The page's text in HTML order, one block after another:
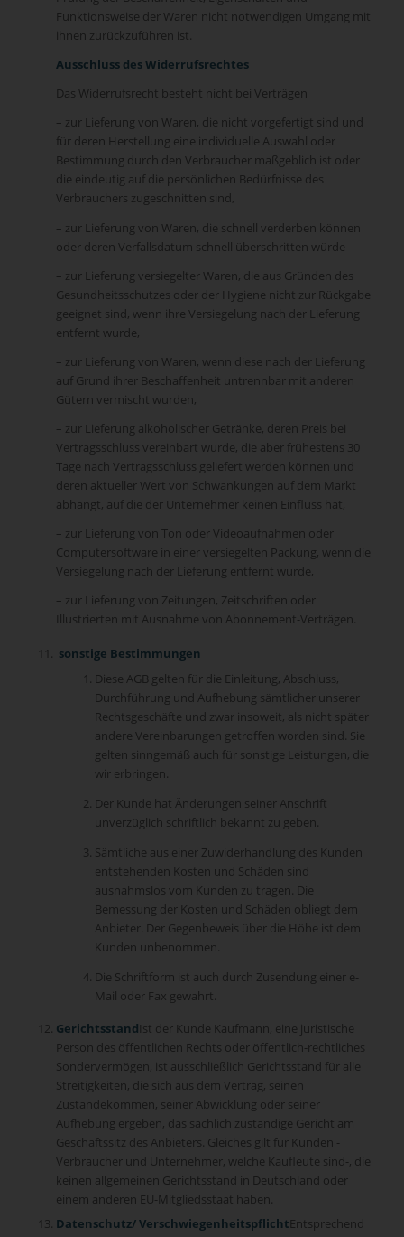
Funktionsweise der Waren nicht notwendigen Umgang mit
ihnen zurückzuführen ist.
Ausschluss des Widerrufsrechtes
Das Widerrufsrecht besteht nicht bei Verträgen
– zur Lieferung von Waren, die nicht vorgefertigt sind und
für deren Herstellung eine individuelle Auswahl oder
Bestimmung durch den Verbraucher maßgeblich ist oder
die eindeutig auf die persönlichen Bedürfnisse des
Verbrauchers zugeschnitten sind,
– zur Lieferung von Waren, die schnell verderben können
oder deren Verfallsdatum schnell überschritten würde
– zur Lieferung versiegelter Waren, die aus Gründen des
Gesundheitsschutzes oder der Hygiene nicht zur Rückgabe
geeignet sind, wenn ihre Versiegelung nach der Lieferung
entfernt wurde,
– zur Lieferung von Waren, wenn diese nach der Lieferung
auf Grund ihrer Beschaffenheit untrennbar mit anderen
Gütern vermischt wurden,
– zur Lieferung alkoholischer Getränke, deren Preis bei
Vertragsschluss vereinbart wurde, die aber frühestens 30
Tage nach Vertragsschluss geliefert werden können und
deren aktueller Wert von Schwankungen auf dem Markt
abhängt, auf die der Unternehmer keinen Einfluss hat,
– zur Lieferung von Ton oder Videoaufnahmen oder
Computersoftware in einer versiegelten Packung, wenn die
Versiegelung nach der Lieferung entfernt wurde,
– zur Lieferung von Zeitungen, Zeitschriften oder
Illustrierten mit Ausnahme von Abonnement-Verträgen.
sonstige Bestimmungen
Diese AGB gelten für die Einleitung, Abschluss,
Durchführung und Aufhebung sämtlicher unserer
Rechtsgeschäfte und zwar insoweit, als nicht später
andere Vereinbarungen getroffen worden sind. Sie
gelten sinngemäß auch für sonstige Leistungen, die
wir erbringen.
Der Kunde hat Änderungen seiner Anschrift
unverzüglich schriftlich bekannt zu geben.
Sämtliche aus einer Zuwiderhandlung des Kunden
entstehenden Kosten und Schäden sind
ausnahmslos vom Kunden zu tragen. Die
Bemessung der Kosten und Schäden obliegt dem
Anbieter. Der Gegenbeweis über die Höhe ist dem
Kunden unbenommen.
Die Schriftform ist auch durch Zusendung einer e-
Mail oder Fax gewahrt.
Gerichtsstand Ist der Kunde Kaufmann, eine juristische
Person des öffentlichen Rechts oder öffentlich-rechtliches
Sondervermögen, ist ausschließlich Gerichtsstand für alle
Streitigkeiten, die sich aus dem Vertrag, seinen
Zustandekommen, seiner Abwicklung oder seiner
Aufhebung ergeben, das sachlich zuständige Gericht am
Geschäftssitz des Anbieters. Gleiches gilt für Kunden -
Verbraucher und Unternehmer, welche Kaufleute sind-, die
keinen allgemeinen Gerichtsstand in Deutschland oder
einem anderen EU-Mitgliedsstaat haben.
Datenschutz/ VerschwiegenheitspflichtEntsprechend